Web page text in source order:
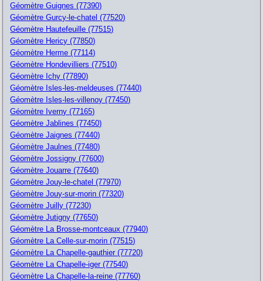
Géomètre Guignes (77390)
Géomètre Gurcy-le-chatel (77520)
Géomètre Hautefeuille (77515)
Géomètre Hericy (77850)
Géomètre Herme (77114)
Géomètre Hondevilliers (77510)
Géomètre Ichy (77890)
Géomètre Isles-les-meldeuses (77440)
Géomètre Isles-les-villenoy (77450)
Géomètre Iverny (77165)
Géomètre Jablines (77450)
Géomètre Jaignes (77440)
Géomètre Jaulnes (77480)
Géomètre Jossigny (77600)
Géomètre Jouarre (77640)
Géomètre Jouy-le-chatel (77970)
Géomètre Jouy-sur-morin (77320)
Géomètre Juilly (77230)
Géomètre Jutigny (77650)
Géomètre La Brosse-montceaux (77940)
Géomètre La Celle-sur-morin (77515)
Géomètre La Chapelle-gauthier (77720)
Géomètre La Chapelle-iger (77540)
Géomètre La Chapelle-la-reine (77760)